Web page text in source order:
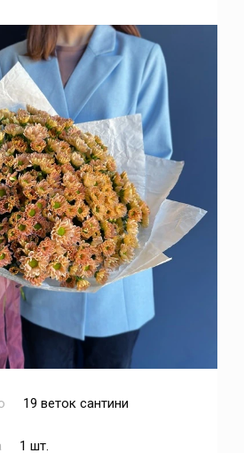
19 веток сантини
1 шт.